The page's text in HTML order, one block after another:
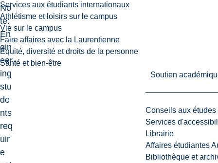
Services aux étudiants internationaux
Athlétisme et loisirs sur le campus
Vie sur le campus
Faire affaires avec la Laurentienne
Équité, diversité et droits de la personne
Santé et bien-être
Soutien
Conseils aux études
Services
Librairie
Affaires étudiantes
Bibliothèque et
No
te:
En
gin
eer
ing
stu
de
nts
req
uir
e